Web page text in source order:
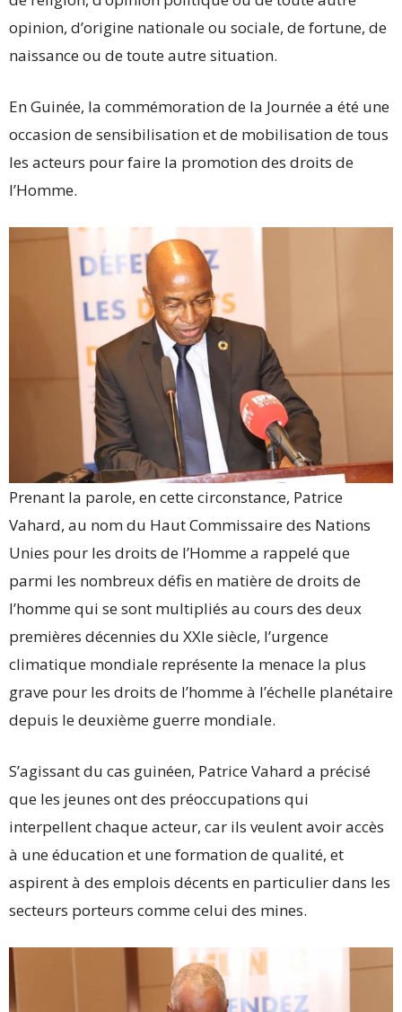
opinion, d’origine nationale ou sociale, de fortune, de
naissance ou de toute autre situation.
En Guinée, la commémoration de la Journée a été une
occasion de sensibilisation et de mobilisation de tous
les acteurs pour faire la promotion des droits de
l’Homme.
Prenant la parole, en cette circonstance, Patrice
Vahard, au nom du Haut Commissaire des Nations
Unies pour les droits de l’Homme a rappelé que
parmi les nombreux défis en matière de droits de
l’homme qui se sont multipliés au cours des deux
premières décennies du XXIe siècle, l’urgence
climatique mondiale représente la menace la plus
grave pour les droits de l’homme à l’échelle planétaire
depuis le deuxième guerre mondiale.
S’agissant du cas guinéen, Patrice Vahard a précisé
que les jeunes ont des préoccupations qui
interpellent chaque acteur, car ils veulent avoir accès
à une éducation et une formation de qualité, et
aspirent à des emplois décents en particulier dans les
secteurs porteurs comme celui des mines.